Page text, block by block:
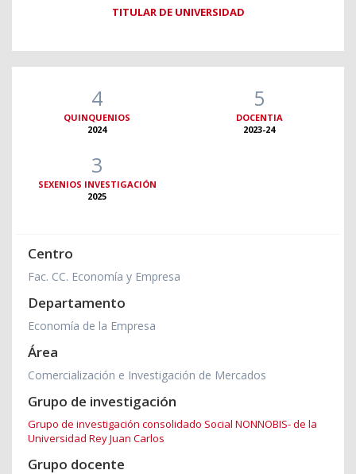
TITULAR DE UNIVERSIDAD
4
QUINQUENIOS
2024
5
DOCENTIA
2023-24
3
SEXENIOS INVESTIGACIÓN
2025
Centro
Fac. CC. Economía y Empresa
Departamento
Economía de la Empresa
Área
Comercialización e Investigación de Mercados
Grupo de investigación
Grupo de investigación consolidado Social NONNOBIS- de la
Universidad Rey Juan Carlos
Grupo docente